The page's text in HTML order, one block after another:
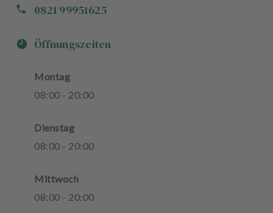
0821 99951625
Öffnungszeiten
Montag
08:00 - 20:00
Dienstag
08:00 - 20:00
Mittwoch
08:00 - 20:00